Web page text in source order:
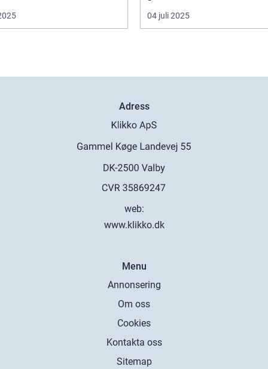
04 juli 2025
Adress
web:
www.klikko.dk
Menu
Annonsering
Om oss
Cookies
Kontakta oss
Sitemap